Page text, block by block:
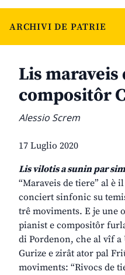
ARCHIVI DE PATRIE
Lis maraveis
compositôr
Alessio Screm
17 Luglio 2020
Lis vilotis a sunin par
“Maraveis de tiere” al
conciert sinfonic su
trê moviments. E je une
pianist e compositôr
di Pordenon, che al vîf a
Gurize e zirât ator pal
moviments: “Rivocs de